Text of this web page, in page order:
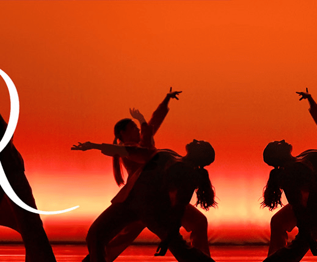
Menu
Ajoutez un logo, un bouton, des réseaux sociaux
Cliquez pour éditer